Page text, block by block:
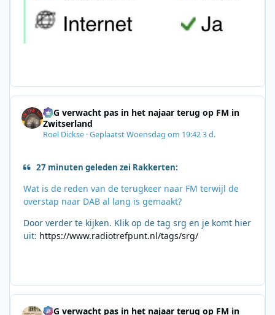
SRG verwacht pas in het najaar terug op FM in
Zwitserland
Roel Dickse ·GeplaatstWoensdag om 19:423 d.
27 minuten geleden zei Rakkerten:
Wat is de reden van de terugkeer naar FM terwijl de
overstap naar DAB al lang is gemaakt?
Door verder te kijken. Klik op de tag srg en je komt hier
uit: https://www.radiotrefpunt.nl/tags/srg/
SRG verwacht pas in het najaar terug op FM in